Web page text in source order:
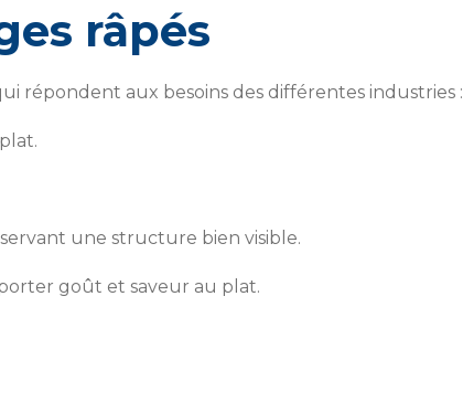
râpés
répondent aux besoins des différentes industries :
une structure bien visible.
goût et saveur au plat.